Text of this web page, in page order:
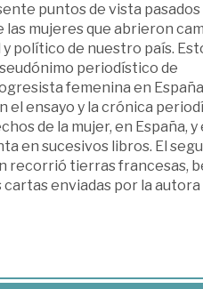
puntos de vista pasados
mujeres que abrieron
político de nuestro país.
periodístico de
femenina en
el ensayo y la crónica
de la mujer, en España, y
en sucesivos libros. El
recorrió tierras francesas,
enviadas por la autora